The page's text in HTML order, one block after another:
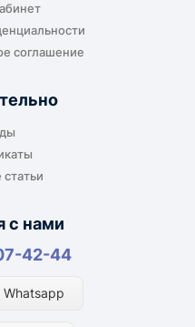
соглашение
с нами
42-44
Whatsapp